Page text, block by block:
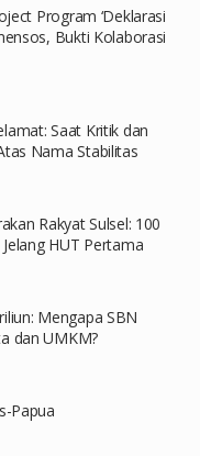
Program ‘Deklarasi
Bukti Kolaborasi
Saat Kritik dan
Nama Stabilitas
Rakyat Sulsel: 100
HUT Pertama
Mengapa SBN
dan UMKM?
Papua